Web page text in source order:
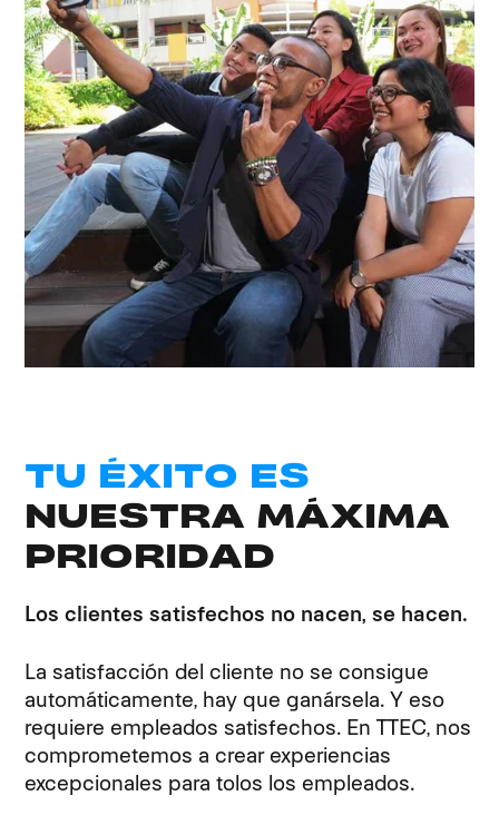
TU ÉXITO ES
NUESTRA MÁXIMA
PRIORIDAD
Los clientes satisfechos no nacen, se hacen.
La satisfacción del cliente no se consigue
automáticamente, hay que ganársela. Y eso
requiere empleados satisfechos. En TTEC, nos
comprometemos a crear experiencias
excepcionales para tolos los empleados.